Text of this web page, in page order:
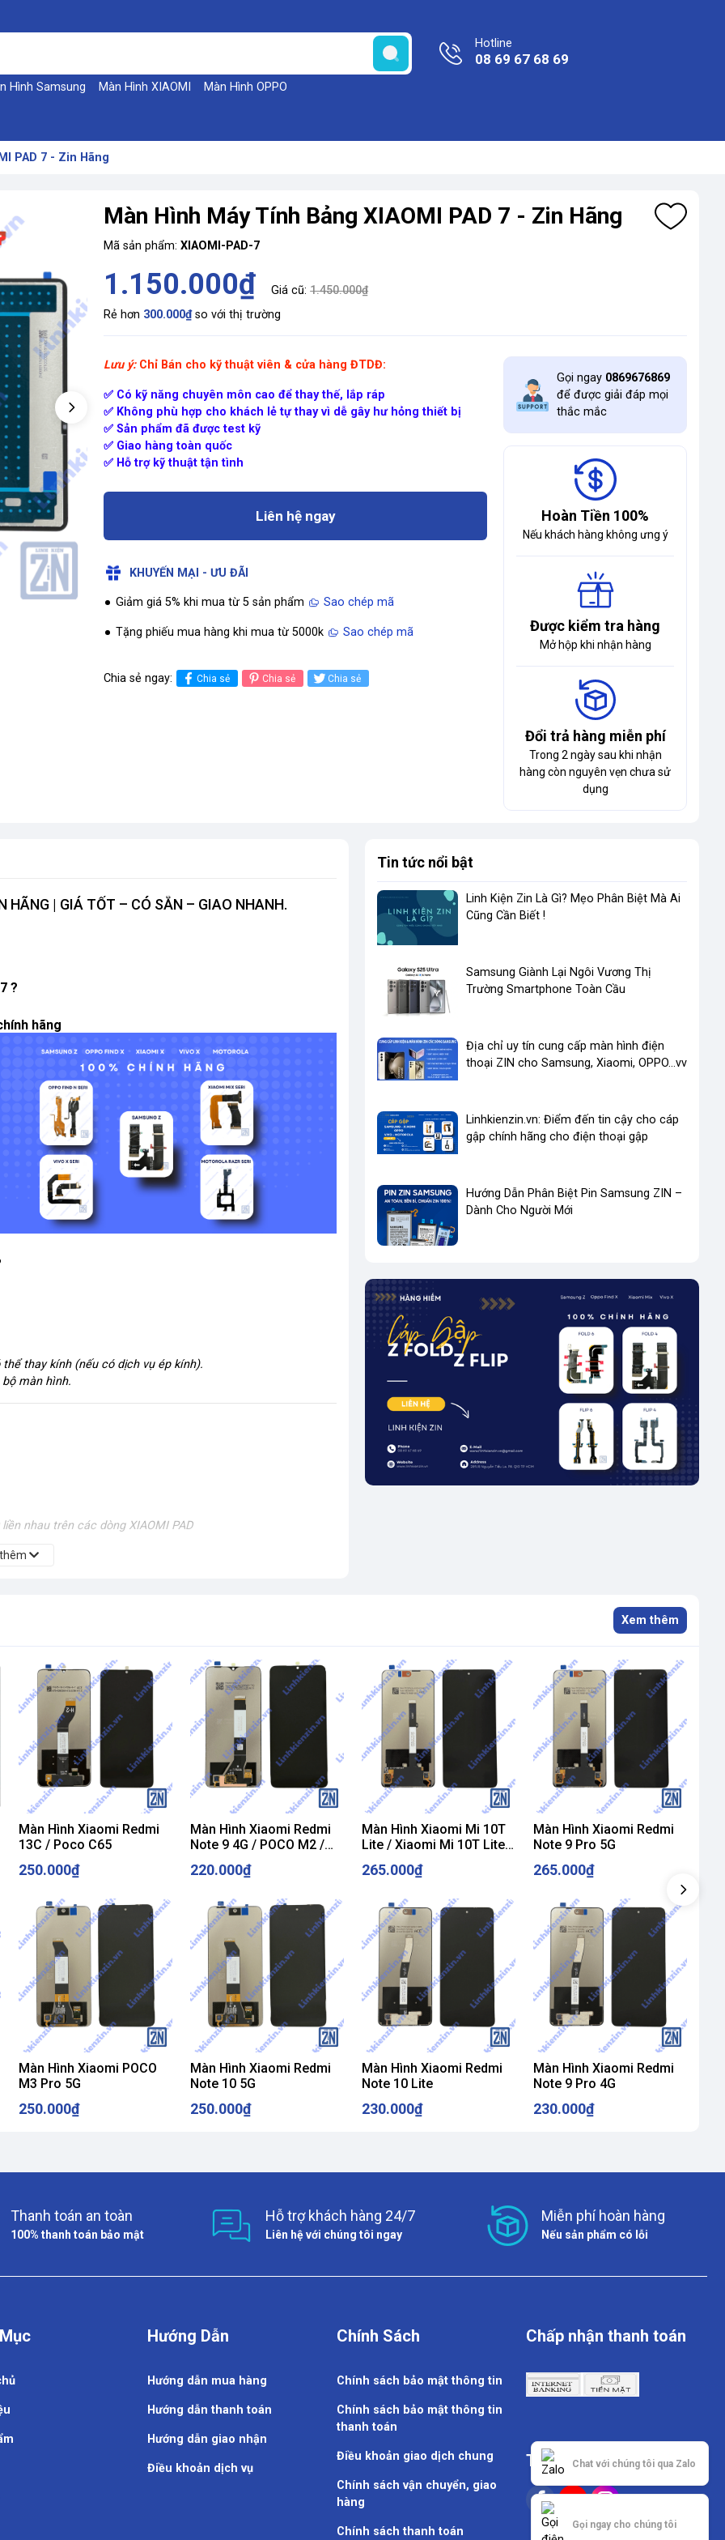
Hình Samsung Màn Hình XIAOMI Màn Hình OPPO
Hotline
08 69 67 68 69
PAD 7 - Zin Hãng
Màn Hình Máy Tính Bảng XIAOMI PAD 7 - Zin Hãng
Mã sản phẩm:XIAOMI-PAD-7
1.150.000₫ Giá cũ:1.450.000₫
Rẻ hơn 300.000₫so với thị trường
Lưu ý: Chỉ Bán cho kỹ thuật viên & cửa hàng ĐTDĐ:
✅ Có kỹ năng chuyên môn cao để thay thế, lắp ráp
✅ Không phù hợp cho khách lẻ tự thay vì dễ gây hư hỏng thiết bị
✅ Sản phẩm đã được test kỹ
✅ Giao hàng toàn quốc
✅ Hỗ trợ kỹ thuật tận tình
Liên hệ ngay
KHUYẾN MẠI - ƯU ĐÃI
Giảm giá 5% khi mua từ 5 sản phẩm Sao chép mã
Tặng phiếu mua hàng khi mua từ 5000k Sao chép mã
Chia sẻ ngay: Chia sẻ Chia sẻ Chia sẻ
Gọi ngay 0869676869
để được giải đáp mọi
thắc mắc
Hoàn Tiền 100%
Nếu khách hàng không ưng ý
Được kiểm tra hàng
Mở hộp khi nhận hàng
Đổi trả hàng miễn phí
Trong 2 ngày sau khi nhận
hàng còn nguyên vẹn chưa sử
dụng
HÃNG | GIÁ TỐT – CÓ SẴN – GIAO NHANH.
?
hãng
thay kính (nếu có dịch vụ ép kính).
màn hình.
nhau trên các dòng XIAOMI PAD
thấy hình
màn mới là giải pháp duy nhất.
→nên thay màn mới.
Tin tức nổi bật
Linh Kiện Zin Là Gì? Mẹo Phân Biệt Mà Ai
Cũng Cần Biết !
​Samsung Giành Lại Ngôi Vương Thị
Trường Smartphone Toàn Cầu
Địa chỉ uy tín cung cấp màn hình điện
thoại ZIN cho Samsung, Xiaomi, OPPO...vv
Linhkienzin.vn: Điểm đến tin cậy cho cáp
gập chính hãng cho điện thoại gập
Hướng Dẫn Phân Biệt Pin Samsung ZIN –
Dành Cho Người Mới
Xem thêm
Màn Hình Xiaomi Redmi
13C / Poco C65
250.000₫
Màn Hình Xiaomi Redmi
Note 9 4G / POCO M2 /
220.000₫
Màn Hình Xiaomi Mi 10T
Lite / Xiaomi Mi 10T Lite
265.000₫
Màn Hình Xiaomi Redmi
Note 9 Pro 5G
265.000₫
Màn Hình Xiaomi POCO
M3 Pro 5G
250.000₫
Màn Hình Xiaomi Redmi
Note 10 5G
250.000₫
Màn Hình Xiaomi Redmi
Note 10 Lite
230.000₫
Màn Hình Xiaomi Redmi
Note 9 Pro 4G
230.000₫
Thanh toán an toàn
100% thanh toán bảo mật
Hỗ trợ khách hàng 24/7
Liên hệ với chúng tôi ngay
Miễn phí hoàn hàng
Nếu sản phẩm có lỗi
Hướng Dẫn
Hướng dẫn mua hàng
Hướng dẫn thanh toán
Hướng dẫn giao nhận
Điều khoản dịch vụ
Chính Sách
Chính sách bảo mật thông tin
Chính sách bảo mật thông tin
thanh toán
Điều khoản giao dịch chung
Chính sách vận chuyển, giao
hàng
Chính sách thanh toán
Chấp nhận thanh toán
Theo dõi chúng tôi
Chat với chúng tôi qua Zalo
Gọi ngay cho chúng tôi